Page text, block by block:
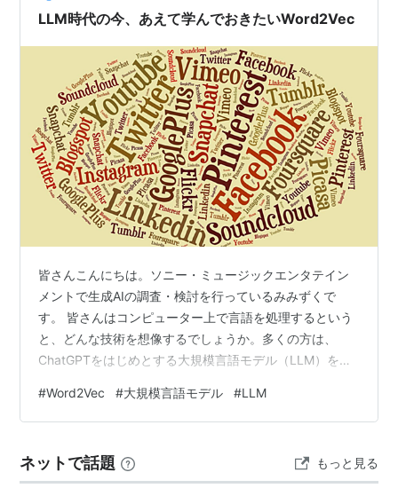
LLM時代の今、あえて学んでおきたいWord2Vec
皆さんこんにちは。ソニー・ミュージックエンタテイン
メントで生成AIの調査・検討を行っているみみずくで
す。 皆さんはコンピューター上で言語を処理するという
と、どんな技術を想像するでしょうか。多くの方は、
ChatGPTをはじめとする大規模言語モデル（LLM）をイ
の存在ではなく、思ったように動いてくれないことも少
なくありません。そんな時にはLLMに頼りきりになら
す。 そこで、ここではLLMが登場するまで中心的な言語
処理技術であった「Word2Vec（ワード・トゥ・ベッ
#Word2Vec #大規模言語モデル #LLM
ネットで話題 もっと見る